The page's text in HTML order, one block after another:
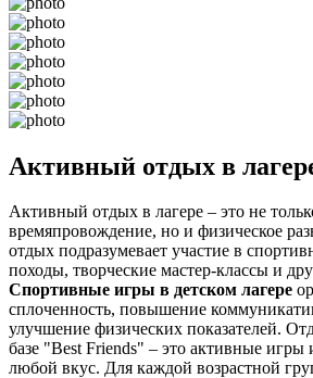
Активный отдых в
Активный отдых в лагере – это не
времяпровождение, но и физическое
отдых подразумевает участие в
походы, творческие мастер-классы и
Спортивные игры в детском лагере
сплоченность, повышение
улучшение физических показателей.
базе "Best Friends" – это активные игры
любой вкус. Для каждой возрастной